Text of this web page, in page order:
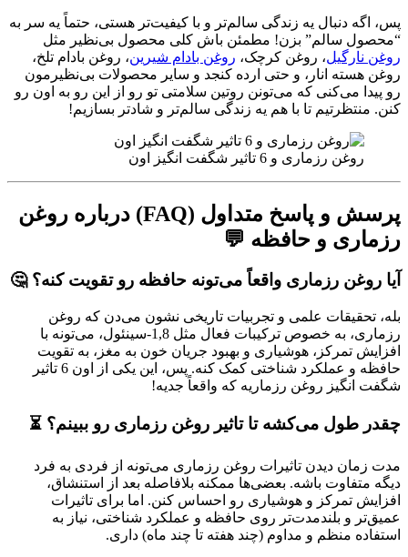
پس، اگه دنبال یه زندگی سالم‌تر و با کیفیت‌تر هستی، حتماً یه سر به
“محصول سالم” بزن! مطمئن باش کلی محصول بی‌نظیر مثل
روغن نارگیل، روغن کرچک، روغن بادام شیرین، روغن بادام تلخ،
روغن هسته انار، و حتی ارده کنجد و سایر محصولات بی‌نظیرمون
رو پیدا می‌کنی که می‌تونن روتین سلامتی تو رو از این رو به اون رو
کنن. منتظرتیم تا با هم یه زندگی سالم‌تر و شادتر بسازیم!
روغن رزماری و 6 تاثیر شگفت انگیز اون
پرسش و پاسخ متداول (FAQ) درباره روغن
رزماری و حافظه 💬
آیا روغن رزماری واقعاً می‌تونه حافظه رو تقویت کنه؟ 🤔
بله، تحقیقات علمی و تجربیات تاریخی نشون می‌دن که روغن
رزماری، به خصوص ترکیبات فعال مثل 1,8-سینئول، می‌تونه با
افزایش تمرکز، هوشیاری و بهبود جریان خون به مغز، به تقویت
حافظه و عملکرد شناختی کمک کنه. پس، این یکی از اون 6 تاثیر
شگفت انگیز روغن رزماریه که واقعاً جدیه!
چقدر طول می‌کشه تا تاثیر روغن رزماری رو ببینم؟ ⏳
مدت زمان دیدن تاثیرات روغن رزماری می‌تونه از فردی به فرد
دیگه متفاوت باشه. بعضی‌ها ممکنه بلافاصله بعد از استنشاق،
افزایش تمرکز و هوشیاری رو احساس کنن. اما برای تاثیرات
عمیق‌تر و بلندمدت‌تر روی حافظه و عملکرد شناختی، نیاز به
استفاده منظم و مداوم (چند هفته تا چند ماه) داری.